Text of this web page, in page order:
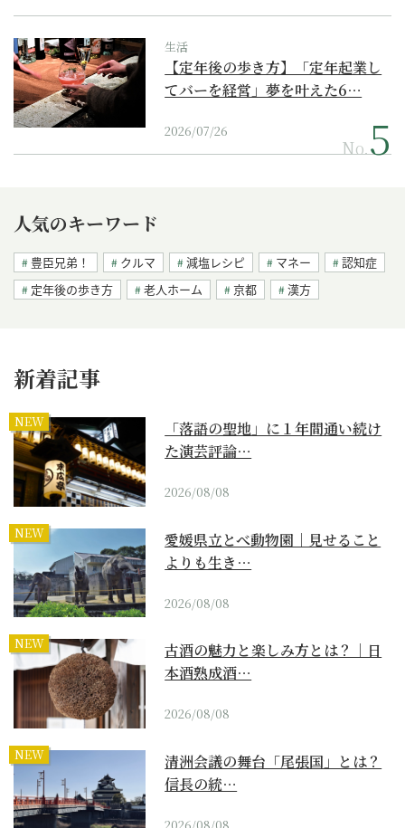
生活
【定年後の歩き方】「定年起業し
てバーを経営」夢を叶えた6…
2026/07/26
No.
人気のキーワード
豊臣兄弟！ クルマ 減塩レシピ マネー
認知症
定年後の歩き方
老人ホーム 京都 漢方
新着記事
NEW
「落語の聖地」に１年間通い続け
た演芸評論…
2026/08/08
NEW
愛媛県立とべ動物園｜見せること
よりも生き…
2026/08/08
NEW
古酒の魅力と楽しみ方とは？｜日
本酒熟成酒…
2026/08/08
NEW
清洲会議の舞台「尾張国」とは？
信長の統…